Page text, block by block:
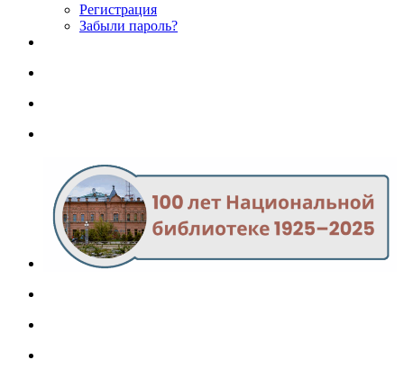
Регистрация
Забыли пароль?